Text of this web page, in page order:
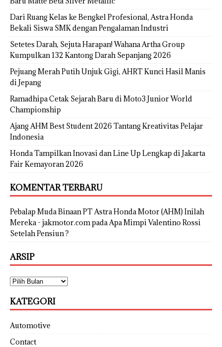
Dari Ruang Kelas ke Bengkel Profesional, Astra Honda
Bekali Siswa SMK dengan Pengalaman Industri
Setetes Darah, Sejuta Harapan! Wahana Artha Group
Kumpulkan 132 Kantong Darah Sepanjang 2026
Pejuang Merah Putih Unjuk Gigi, AHRT Kunci Hasil Manis
di Jepang
Ramadhipa Cetak Sejarah Baru di Moto3 Junior World
Championship
Ajang AHM Best Student 2026 Tantang Kreativitas Pelajar
Indonesia
Honda Tampilkan Inovasi dan Line Up Lengkap di Jakarta
Fair Kemayoran 2026
KOMENTAR TERBARU
Pebalap Muda Binaan PT Astra Honda Motor (AHM) Inilah
Mereka - jakmotor.compadaApa Mimpi Valentino Rossi
Setelah Pensiun ?
ARSIP
KATEGORI
Automotive
Contact